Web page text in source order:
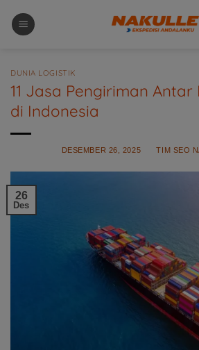
DUNIA LOGISTIK
11 Jasa Pengiriman Antar
di Indonesia
DESEMBER 26, 2025 BYTIM SEO
26
Des